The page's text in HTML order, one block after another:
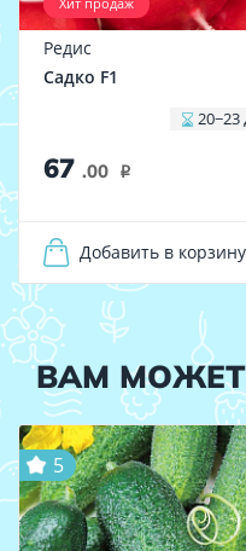
Редис
Садко F1
20−23
67 .00 i
Добавить в корзину
ВАМ
5